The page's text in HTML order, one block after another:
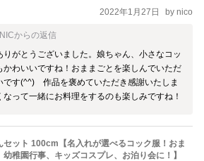
2022年1月27日 by nico
からの返信
りがとうございました。娘ちゃん、小さなコッ
かわいいですね！おままごとを楽しんでいただ
です(^^)　作品を褒めていただき感謝いたしま
って一緒にお料理をするのも楽しみですね！
セット 100cm【名入れが選べるコック服！おま
稚園行事、キッズコスプレ、お泊り会に！】